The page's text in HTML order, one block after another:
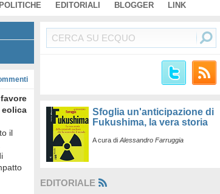
POLITICHE EDITORIALI BLOGGER LINK
eolica
il
Sfoglia un'anticipazione di
Fukushima, la vera storia
A cura di Alessandro Farruggia
EDITORIALE